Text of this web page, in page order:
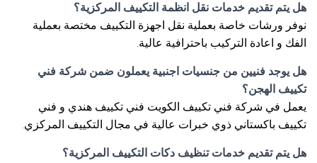
هل يتم تقديم خدمات نقل انظمة التكييف المركزية؟
نوفر ورشات خاصة بعملية نقل اجهزة التكييف مختصة بعملية
الفك و اعادة التركيب باحترافية عالية.
هل يوجد فنيين من جنسيات اجنبية يعملون ضمن شركة فني
تكييف الهجن؟
يعمل في شركة فني تكييف الكويت فني تكييف هندي و فني
تكييف باكستاني ذوي خبرات عالية في مجال التكييف المركزي.
هل يتم تقديم خدمات تنظيف دكات التكييف المركزية؟